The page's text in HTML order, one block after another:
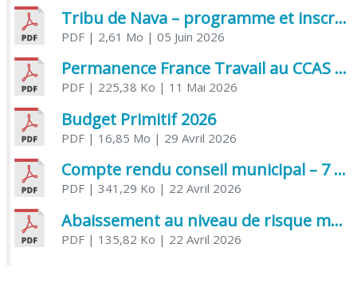
Tribu de Nava – programme et inscriptions été 2026
PDF| 2,61 Mo | 05 Juin 2026
Permanence France Travail au CCAS de Saujon Juin 2026
PDF| 225,38 Ko | 11 Mai 2026
Budget Primitif 2026
PDF| 16,85 Mo | 29 Avril 2026
Compte rendu conseil municipal – 7 avril 2026
PDF| 341,29 Ko | 22 Avril 2026
Abaissement au niveau de risque modéré de l’Influenza aviaire
PDF| 135,82 Ko | 22 Avril 2026